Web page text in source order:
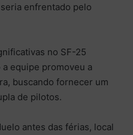
enfrentado pelo
no SF-25
equipe promoveu a
buscando fornecer um
de pilotos.
antes das férias, local